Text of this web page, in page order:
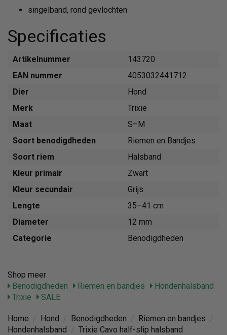
singelband, rond gevlochten
Specificaties
Artikelnummer
143720
EAN nummer
4053032441712
Dier
Hond
Merk
Trixie
Maat
S–M
Soort benodigdheden
Riemen en Bandjes
Soort riem
Halsband
Kleur primair
Zwart
Kleur secundair
Grijs
Lengte
35–41 cm
Diameter
12 mm
Categorie
Benodigdheden
Shop meer
Benodigdheden
Riemen en bandjes
Hondenhalsband
Trixie
SALE
Home Hond Benodigdheden Riemen en bandjes
Hondenhalsband
Trixie Cavo half-slip halsband